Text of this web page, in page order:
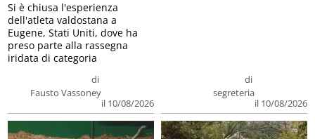
di
Fausto Vassoney
il 10/08/2026
Si è chiusa l'esperienza
dell'atleta valdostana a
Eugene, Stati Uniti, dove ha
preso parte alla rassegna
iridata di categoria
di
segreteria
il 10/08/2026